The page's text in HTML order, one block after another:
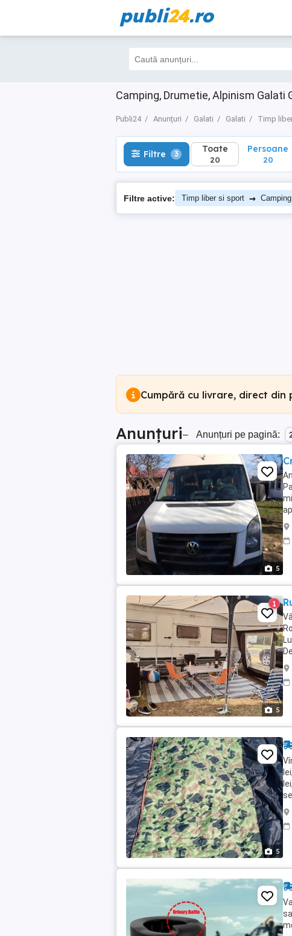
publi24.ro
Camping, Drumetie, Alpinism Galati
Publi24 Anunțuri Galati Galati Timp
Filtre 3 Toate
20
Filtre 3 Toate
20
Persoane
20
Filtre active: Timp liber si sport →
Cumpără cu livrare, direct din
Anunțuri– Anunțuri pe pagină:
5
5
1
5